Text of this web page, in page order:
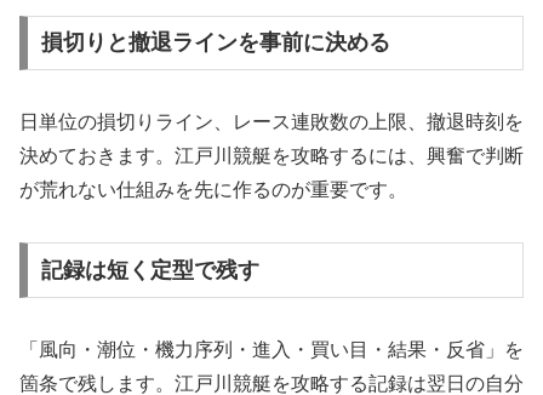
損切りと撤退ラインを事前に決める
日単位の損切りライン、レース連敗数の上限、撤退時刻を
決めておきます。江戸川競艇を攻略するには、興奮で判断
が荒れない仕組みを先に作るのが重要です。
記録は短く定型で残す
「風向・潮位・機力序列・進入・買い目・結果・反省」を
箇条で残します。江戸川競艇を攻略する記録は翌日の自分